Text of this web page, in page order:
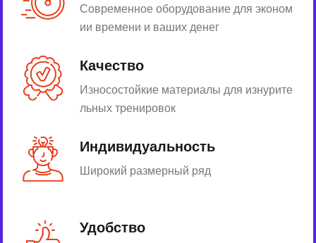
Современное оборудование для эконом
ии времени и ваших денег
Качество
Износостойкие материалы для изнурите
льных тренировок
Индивидуальность
Широкий размерный ряд
Удобство